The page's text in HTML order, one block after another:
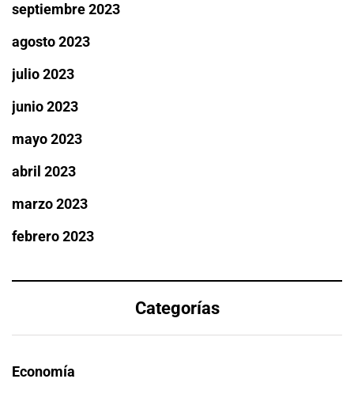
septiembre 2023
agosto 2023
julio 2023
junio 2023
mayo 2023
abril 2023
marzo 2023
febrero 2023
Categorías
Economía